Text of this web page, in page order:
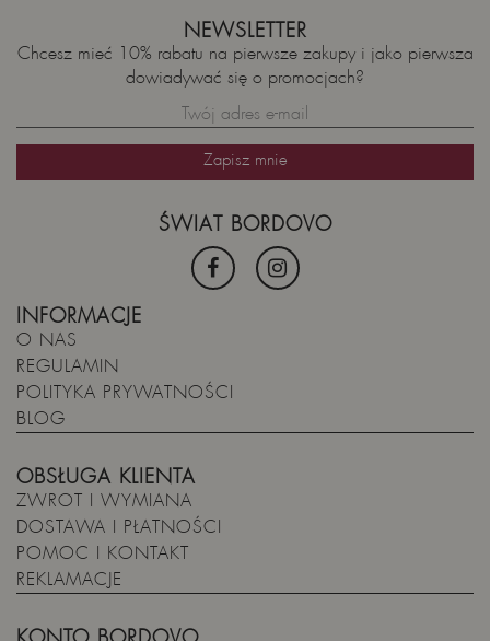
INFORMACJE
O NAS
REGULAMIN
POLITYKA PRYWATNOŚCI
BLOG
OBSŁUGA KLIENTA
ZWROT I WYMIANA
DOSTAWA I PŁATNOŚCI
POMOC I KONTAKT
REKLAMACJE
ŚWIAT BORDOVO
NEWSLETTER
Chcesz mieć 10% rabatu na pierwsze zakupy i jako pierwsza
dowiadywać się o promocjach?